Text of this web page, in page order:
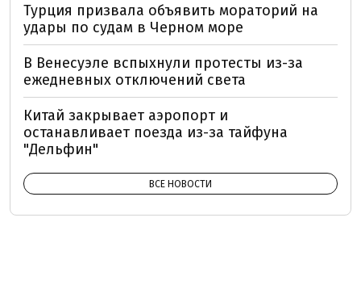
Турция призвала объявить мораторий на
удары по судам в Черном море
В Венесуэле вспыхнули протесты из-за
ежедневных отключений света
Китай закрывает аэропорт и
останавливает поезда из-за тайфуна
"Дельфин"
ВСЕ НОВОСТИ